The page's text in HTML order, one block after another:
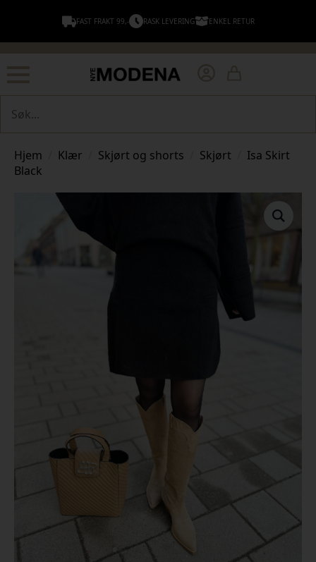
FAST FRAKT 99,- RASK LEVERING ENKEL RETUR
Hjem Klær Skjørt og shorts Skjørt
Isa Skirt
Black